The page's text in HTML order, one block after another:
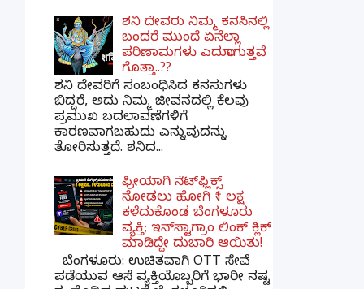
ಶನಿ ದೇವರು ನಿಮ್ಮ ಕನಸಿನಲ್ಲಿ
ಬಂದರೆ ಮುಂದೆ ಏನೆಲ್ಲಾ
ಪರಿಣಾಮಗಳು ಎದುರಾಗುತ್ತವೆ
ಗೊತ್ತಾ..??
ಶನಿ ದೇವರಿಗೆ ಸಂಬಂಧಿಸಿದ ಕನಸುಗಳು
ಬಿದ್ದರೆ, ಅದು ನಿಮ್ಮ ಜೀವನದಲ್ಲಿ ಕೆಲವು
ಪ್ರಮುಖ ಬದಲಾವಣೆಗಳಿಗೆ
ಕಾರಣವಾಗಬಹುದು ಎನ್ನುವುದನ್ನು
ತೋರಿಸುತ್ತದೆ. ಶನಿದ...
ಫ್ರೀಯಾಗಿ ನೆಟ್‌ಫ್ಲಿಕ್ಸ್
ನೋಡಲು ಹೋಗಿ ₹1 ಲಕ್ಷ
ಕಳೆದುಕೊಂಡ ಬೆಂಗಳೂರು
ವ್ಯಕ್ತಿ; ಇನ್‌ಸ್ಟಾಗ್ರಾಂ ಲಿಂಕ್ ಕ್ಲಿಕ್
ಮಾಡಿದ್ದೇ ದುಬಾರಿ ಆಯಿತು!
ಬೆಂಗಳೂರು: ಉಚಿತವಾಗಿ OTT ಸೇವೆ
ಪಡೆಯುವ ಆಸೆ ವ್ಯಕ್ತಿಯೊಬ್ಬರಿಗೆ ಭಾರೀ ನಷ್ಟ